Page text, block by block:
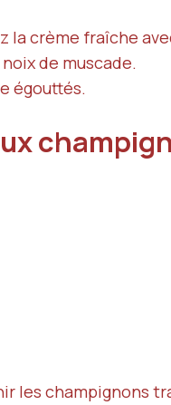
la crème fraîche
de muscade.
égouttés.
les champignons